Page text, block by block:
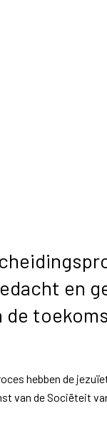
en
hebben de
van de Sociëteit